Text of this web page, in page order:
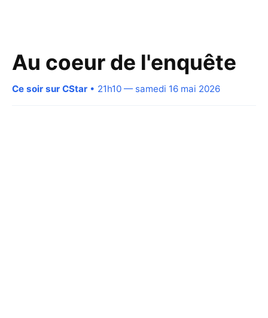
Au coeur de l'enquête
Ce soir sur CStar • 21h10 — samedi 16 mai 2026